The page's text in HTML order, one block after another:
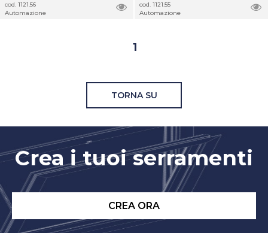
cod. 1121.56
Automazione
cod. 1121.55
Automazione
1
TORNA SU
Crea i tuoi serramenti
CREA ORA